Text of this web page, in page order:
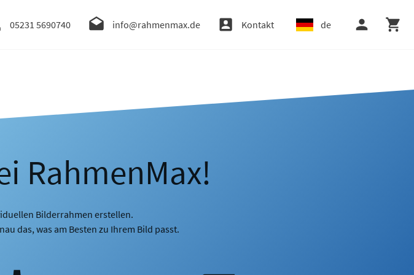
05231 5690740 info@rahmenmax.de Kontakt de
RahmenMax!
Bilderrahmen erstellen.
das, was am Besten zu Ihrem Bild passt.